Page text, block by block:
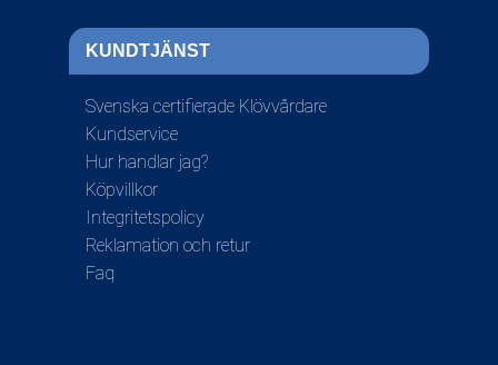
KUNDTJÄNST
Svenska certifierade Klövvårdare
Kundservice
Hur handlar jag?
Köpvillkor
Integritetspolicy
Reklamation och retur
Faq